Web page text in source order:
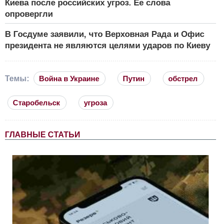
Киева после российских угроз. Ее слова
опровергли
В Госдуме заявили, что Верховная Рада и Офис
президента не являются целями ударов по Киеву
Темы: Война в Украине Путин обстрел
Старобельск угроза
ГЛАВНЫЕ СТАТЬИ